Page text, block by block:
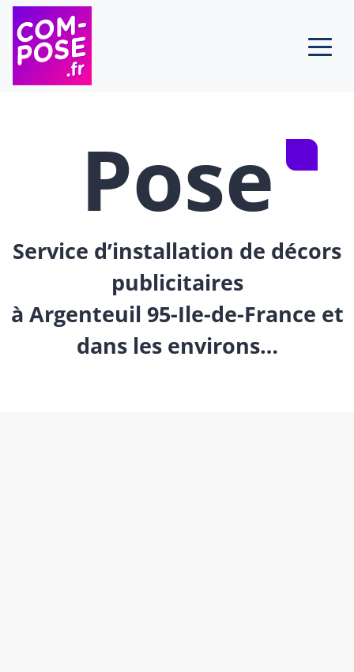
Skip to content
Pose
Service d’installation de décors
publicitaires
à Argenteuil 95-Ile-de-France et
dans les environs…